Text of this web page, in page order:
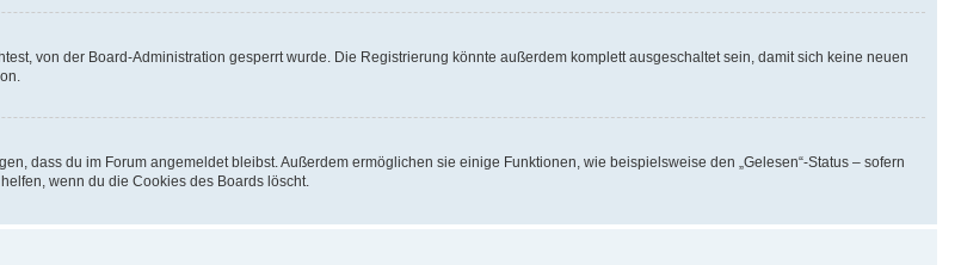
von der Board-Administration gesperrt wurde. Die Registrierung könnte außerdem komplett ausgeschaltet sein, damit sich keine neuen
dass du im Forum angemeldet bleibst. Außerdem ermöglichen sie einige Funktionen, wie beispielsweise den „Gelesen“-Status – sofern
wenn du die Cookies des Boards löscht.